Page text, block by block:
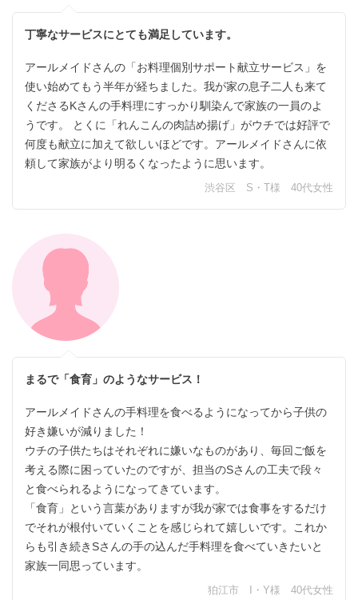
丁寧なサービスにとても満足しています。
アールメイドさんの「お料理個別サポート献立サービス」を
使い始めてもう半年が経ちました。我が家の息子二人も来て
くださるKさんの手料理にすっかり馴染んで家族の一員のよ
うです。 とくに「れんこんの肉詰め揚げ」がウチでは好評で
何度も献立に加えて欲しいほどです。アールメイドさんに依
頼して家族がより明るくなったように思います。
渋谷区 S・T様 40代女性
まるで「食育」のようなサービス！
アールメイドさんの手料理を食べるようになってから子供の
好き嫌いが減りました！
ウチの子供たちはそれぞれに嫌いなものがあり、毎回ご飯を
考える際に困っていたのですが、担当のSさんの工夫で段々
と食べられるようになってきています。
「食育」という言葉がありますが我が家では食事をするだけ
でそれが根付いていくことを感じられて嬉しいです。これか
らも引き続きSさんの手の込んだ手料理を食べていきたいと
家族一同思っています。
狛江市 I・Y様 40代女性